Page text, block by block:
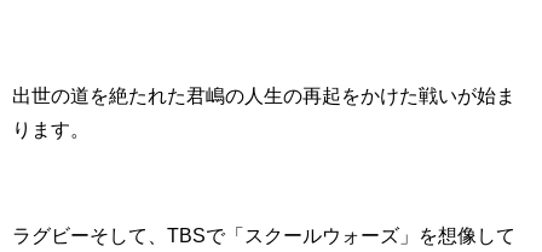
出世の道を絶たれた君嶋の人生の再起をかけた戦いが始ま
ります。
ラグビーそして、TBSで「スクールウォーズ」を想像して